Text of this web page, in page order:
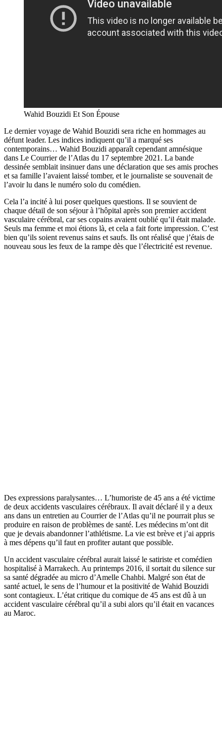
Wahid Bouzidi Et Son Épouse
Le dernier voyage de Wahid Bouzidi sera riche en hommages au
défunt leader. Les indices indiquent qu’il a marqué ses
contemporains… Wahid Bouzidi apparaît cependant amnésique
dans Le Courrier de l’Atlas du 17 septembre 2021. La bande
dessinée semblait insinuer dans une déclaration que ses amis proches
et sa famille l’avaient laissé tomber, et le journaliste se souvenait de
l’avoir lu dans le numéro solo du comédien.
Cela l’a incité à lui poser quelques questions. Il se souvient de
chaque détail de son séjour à l’hôpital après son premier accident
vasculaire cérébral, car ses copains avaient oublié qu’il était malade.
Seuls ma femme et moi étions là, et cela a fait forte impression. C’est
bien qu’ils soient revenus sains et saufs. Ils ont réalisé que j’étais de
nouveau sous les feux de la rampe dès que l’électricité est revenue.
Des expressions paralysantes… L’humoriste de 45 ans a été victime
de deux accidents vasculaires cérébraux. Il avait déclaré il y a deux
ans dans un entretien au Courrier de l’Atlas qu’il ne pourrait plus se
produire en raison de problèmes de santé. Les médecins m’ont dit
que je devais abandonner l’athlétisme. La vie est brève et j’ai appris
à mes dépens qu’il faut en profiter autant que possible.
Un accident vasculaire cérébral aurait laissé le satiriste et comédien
hospitalisé à Marrakech. Au printemps 2016, il sortait du silence sur
sa santé dégradée au micro d’Amelle Chahbi. Malgré son état de
santé actuel, le sens de l’humour et la positivité de Wahid Bouzidi
sont contagieux. L’état critique du comique de 45 ans est dû à un
accident vasculaire cérébral qu’il a subi alors qu’il était en vacances
au Maroc.